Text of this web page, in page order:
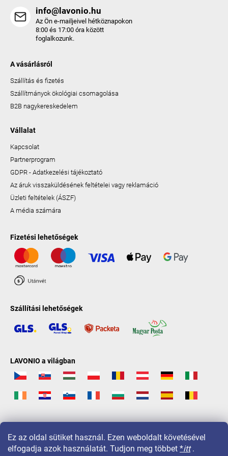
Ez az oldal sütiket használ. Ezen weboldalt követésével
elfogadja azok használatát. Tudjon meg többet *itt.
info@lavonio.hu
Az Ön e-mailjeivel hétköznapokon
8:00 és 17:00 óra között
foglalkozunk.
A vásárlásról
Szállítás és fizetés
Szállítmányok ökológiai csomagolása
B2B nagykereskedelem
Vállalat
Kapcsolat
Partnerprogram
GDPR - Adatkezelési tájékoztató
Az áruk visszaküldésének feltételei vagy reklamáció
Üzleti feltételek (ÁSZF)
A média számára
Fizetési lehetőségek
Szállítási lehetőségek
LAVONIO a világban